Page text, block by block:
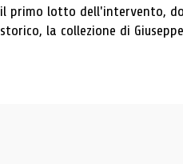
il primo lotto dell'intervento,
storico, la collezione di